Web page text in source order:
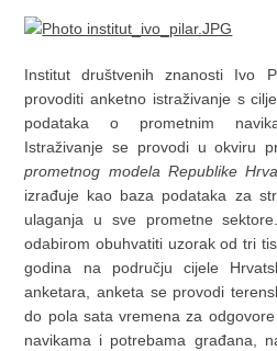
Institut društvenih znanosti Ivo
provoditi anketno istraživanje s
podataka o prometnim
Istraživanje se provodi u okviru
prometnog modela Republike
izrađuje kao baza podataka za
ulaganja u sve prometne
odabirom obuhvatiti uzorak od tri
godina na području cijele
anketara, anketa se provodi
do pola sata vremena za
navikama i potrebama građana,